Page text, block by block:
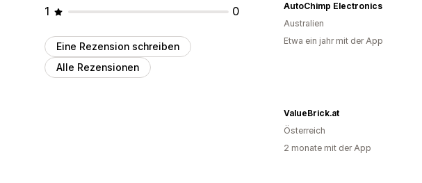
1
0
Eine Rezension schreiben
Alle Rezensionen
AutoChimp Electronics
Australien
Etwa ein jahr mit der App
ValueBrick.at
Österreich
2 monate mit der App